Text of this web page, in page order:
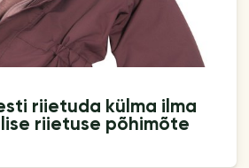
riietuda külma ilma
riietuse põhimõte